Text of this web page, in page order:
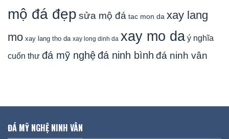
mộ đá đẹp sửa mộ đá tac mon da xay lang
mo xay lang tho da xay long dinh da xay mo da ý nghĩa
cuốn thư đá mỹ nghệđá ninh bình đá ninh vân
ĐÁ MỸ NGHỆ NINH VÂN